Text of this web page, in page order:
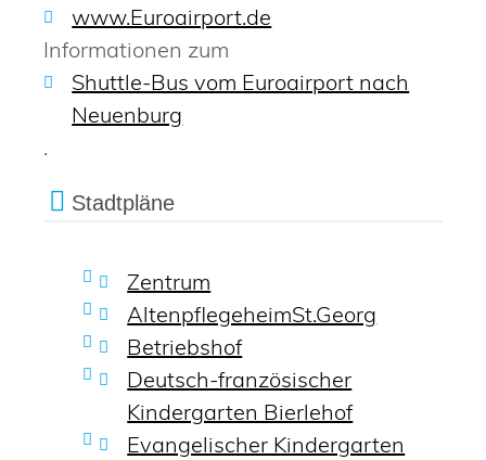
www.Euroairport.de
Informationen zum
Shuttle-Bus vom Euroairport nach
Neuenburg
.
Stadtpläne
Zentrum
AltenpflegeheimSt.Georg
Betriebshof
Deutsch-französischer
Kindergarten Bierlehof
Evangelischer Kindergarten